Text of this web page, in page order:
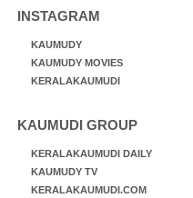
INSTAGRAM
KAUMUDY
KAUMUDY MOVIES
KERALAKAUMUDI
KAUMUDI GROUP
KERALAKAUMUDI DAILY
KAUMUDY TV
KERALAKAUMUDI.COM